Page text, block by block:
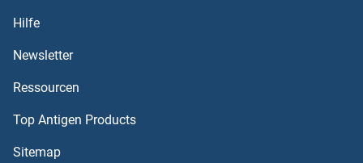
Hilfe
Newsletter
Ressourcen
Top Antigen Products
Sitemap